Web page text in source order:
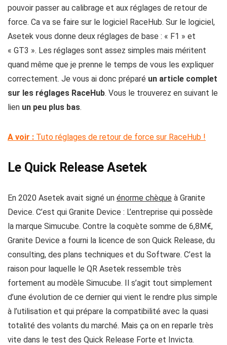
pouvoir passer au calibrage et aux réglages de retour de
force. Ca va se faire sur le logiciel RaceHub. Sur le logiciel,
Asetek vous donne deux réglages de base : « F1 » et
« GT3 ». Les réglages sont assez simples mais méritent
quand même que je prenne le temps de vous les expliquer
correctement. Je vous ai donc préparé un article complet
sur les réglages RaceHub. Vous le trouverez en suivant le
lien un peu plus bas.
A voir : Tuto réglages de retour de force sur RaceHub !
Le Quick Release Asetek
En 2020 Asetek avait signé un énorme chèque à Granite
Device. C’est qui Granite Device : L’entreprise qui possède
la marque Simucube. Contre la coquète somme de 6,8M€,
Granite Device a fourni la licence de son Quick Release, du
consulting, des plans techniques et du Software. C’est la
raison pour laquelle le QR Asetek ressemble très
fortement au modèle Simucube. Il s’agit tout simplement
d’une évolution de ce dernier qui vient le rendre plus simple
à l’utilisation et qui prépare la compatibilité avec la quasi
totalité des volants du marché. Mais ça on en reparle très
vite dans le test des Quick Release Forte et Invicta.